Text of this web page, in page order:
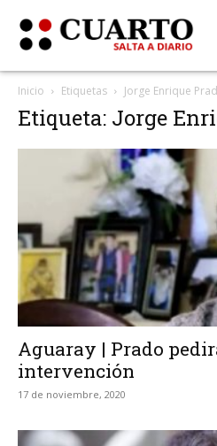
Inicio Etiquetas Jorge Enrique
Etiqueta: Jorge
Aguaray | Prado
intervención
17 de noviembre, 2020